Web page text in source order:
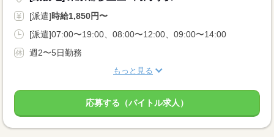
[派遣]時給1,850円〜
[派遣]07:00〜19:00、08:00〜12:00、09:00〜14:00
週2〜5日勤務
もっと見る
応募する（バイトル求人）